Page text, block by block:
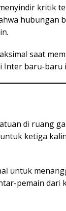
kritik
hubungan
saat
Inter baru-baru
di ruang
ketiga
untuk
pemain